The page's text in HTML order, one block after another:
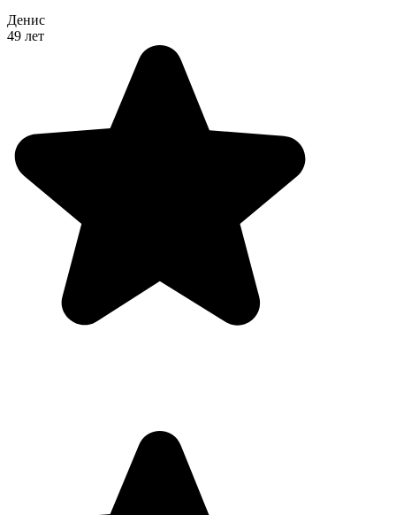
Денис
49 лет